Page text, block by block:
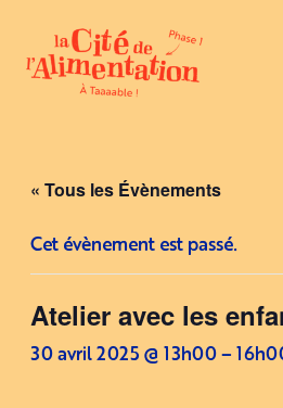
« Tous les Évènements
Cet évènement est passé.
Atelier avec les
30 avril 2025 @ 13h00 –